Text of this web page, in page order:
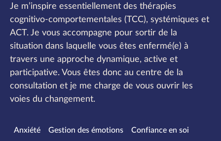
Je m’inspire essentiellement des thérapies
cognitivo-comportementales (TCC), systémiques et
ACT. Je vous accompagne pour sortir de la
situation dans laquelle vous êtes enfermé(e) à
travers une approche dynamique, active et
participative. Vous êtes donc au centre de la
consultation et je me charge de vous ouvrir les
voies du changement.
Spécialités
Anxiété Gestion des émotions
Confiance en soi